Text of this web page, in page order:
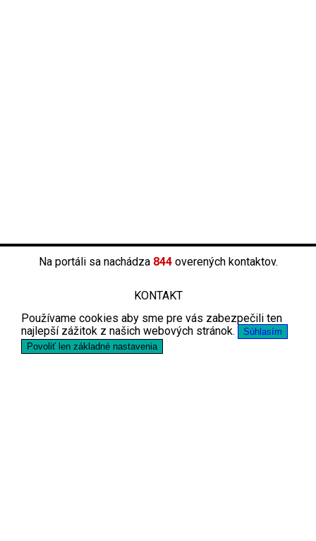
Na portáli sa nachádza 844overených kontaktov.
KONTAKT
Používame cookies aby sme pre vás zabezpečili ten
najlepší zážitok z našich webových stránok.
Súhlasím
Povoliť len základné nastavenia